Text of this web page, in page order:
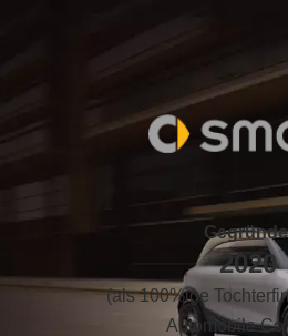
2020
(als 100%ige
Automobile